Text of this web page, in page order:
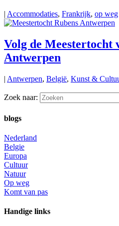
| Accommodaties, Frankrijk, op weg
Volg de Meestertocht
Antwerpen
| Antwerpen, België, Kunst &
Zoek naar:
blogs
Nederland
Belgie
Europa
Cultuur
Natuur
Op weg
Komt van pas
Handige links